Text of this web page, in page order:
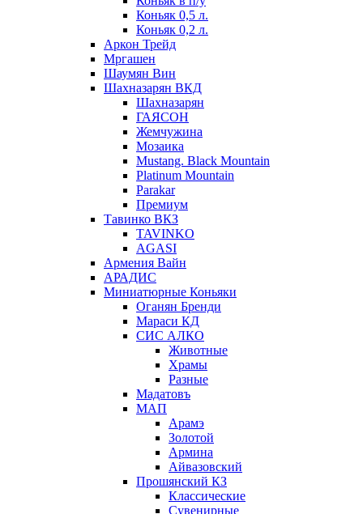
Коньяк 0,5 л.
Коньяк 0,2 л.
Аркон Трейд
Мргашен
Шаумян Вин
Шахназарян ВКД
Шахназарян
ГАЯСОН
Жемчужина
Мозаика
Mustang. Black Mountain
Platinum Mountain
Parakar
Премиум
Тавинко ВКЗ
TAVINKO
AGASI
Армения Вайн
АРАДИС
Миниатюрные Коньяки
Оганян Бренди
Мараси КД
СИС АЛКО
Животные
Храмы
Разные
Мадатовъ
МАП
Арамэ
Золотой
Армина
Айвазовский
Прошянский КЗ
Классические
Сувенирные